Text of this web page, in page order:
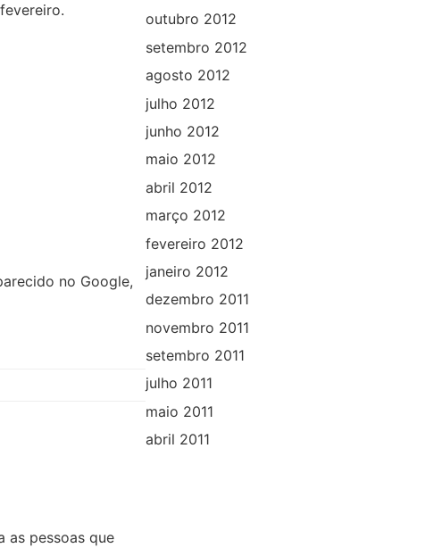
no Google,
as pessoas que
outubro 2012
setembro 2012
agosto 2012
julho 2012
junho 2012
maio 2012
abril 2012
março 2012
fevereiro 2012
janeiro 2012
dezembro 2011
novembro 2011
setembro 2011
julho 2011
maio 2011
abril 2011